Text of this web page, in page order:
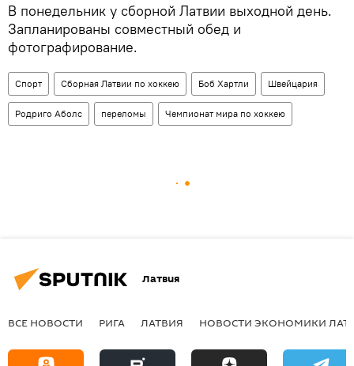
В понедельник у сборной Латвии выходной день.
Запланированы совместный обед и
фотографирование.
Спорт Сборная Латвии по хоккею Боб Хартли Швейцария
Родриго Аболс переломы Чемпионат мира по хоккею
Латвия
ВСЕ НОВОСТИ РИГА ЛАТВИЯ НОВОСТИ ЭКОНОМИКИ